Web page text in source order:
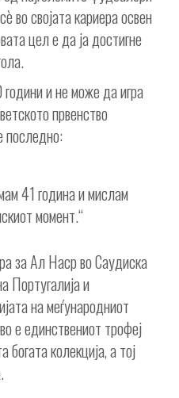
во својата кариера освен
цел е да ја достигне
и не може да игра
првенство
последно:
41 година и мислам
момент.“
за Ал Наср во Саудиска
Португалија и
на меѓународниот
е единствениот трофеј
колекција, а тој